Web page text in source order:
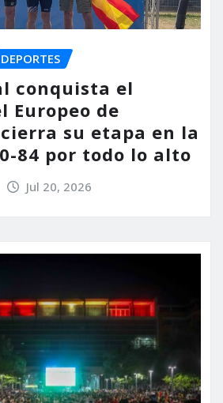
DEPORTES
conquista el
Europeo de
su etapa en la
84 por todo lo alto
Jul 20, 2026